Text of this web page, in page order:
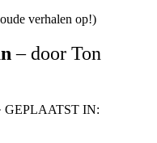
verhalen op!)
– door Ton
GEPLAATST IN: